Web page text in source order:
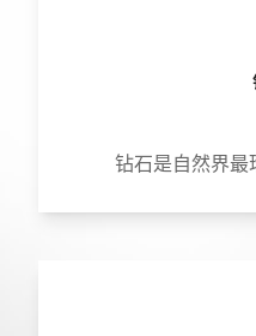
钻石是自然界最